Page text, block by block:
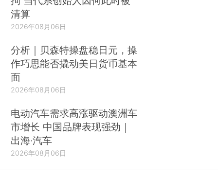
清算
2026年08月06日
分析｜贝森特操盘稳日元，操
作巧思能否撬动美日货币基本
面
2026年08月06日
电动汽车需求高涨驱动澳洲车
市增长 中国品牌表现强劲｜
出海·汽车
2026年08月06日